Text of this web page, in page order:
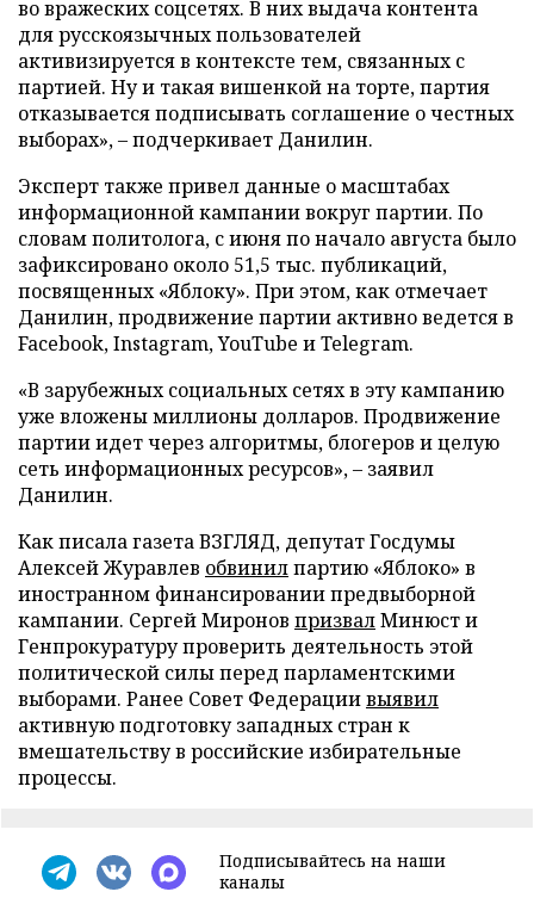
во вражеских соцсетях. В них выдача контента
для русскоязычных пользователей
активизируется в контексте тем, связанных с
партией. Ну и такая вишенкой на торте, партия
отказывается подписывать соглашение о честных
выборах», – подчеркивает Данилин.
Эксперт также привел данные о масштабах
информационной кампании вокруг партии. По
словам политолога, с июня по начало августа было
зафиксировано около 51,5 тыс. публикаций,
посвященных «Яблоку». При этом, как отмечает
Данилин, продвижение партии активно ведется в
Facebook, Instagram, YouTube и Telegram.
«В зарубежных социальных сетях в эту кампанию
уже вложены миллионы долларов. Продвижение
партии идет через алгоритмы, блогеров и целую
сеть информационных ресурсов», – заявил
Данилин.
Как писала газета ВЗГЛЯД, депутат Госдумы
Алексей Журавлев обвинилпартию «Яблоко» в
иностранном финансировании предвыборной
кампании. Сергей Миронов призвалМинюст и
Генпрокуратуру проверить деятельность этой
политической силы перед парламентскими
выборами. Ранее Совет Федерациивыявил
активную подготовку западных стран к
вмешательству в российские избирательные
процессы.
Подписывайтесь на наши
каналы